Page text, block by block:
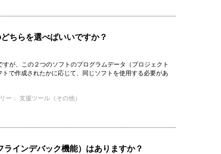
ちらを選べばいいですか？
が、この２つのソフトのプログラムデータ（プロジェクト
で作成されたかに応じて、同じソフトを使用する必要があ
ー： 支援ツール（その他）
インデバック機能）はありますか？